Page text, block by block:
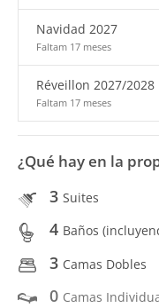
Navidad 2027
Faltam 17 meses
Réveillon 2027/2028
Faltam 17 meses
¿Qué hay en la
3 Suites
4 Baños
3 Camas Dobles
0 Camas